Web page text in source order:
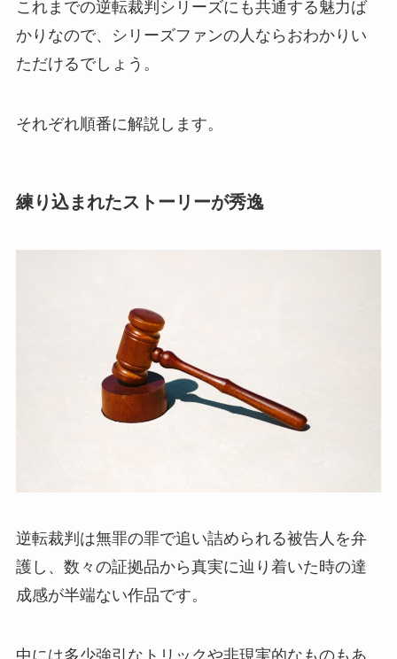
これまでの逆転裁判シリーズにも共通する魅力ば
かりなので、シリーズファンの人ならおわかりい
ただけるでしょう。
それぞれ順番に解説します。
練り込まれたストーリーが秀逸
逆転裁判は無罪の罪で追い詰められる被告人を弁
護し、数々の証拠品から真実に辿り着いた時の達
成感が半端ない作品です。
中には多少強引なトリックや非現実的なものもあ